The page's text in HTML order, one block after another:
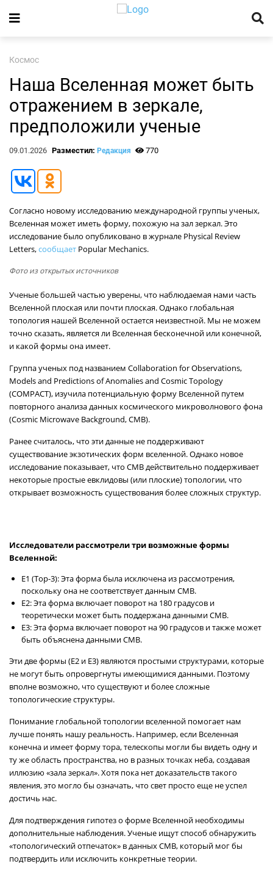
Космос
Наша Вселенная может быть
отражением в зеркале,
предположили ученые
09.01.2026 Разместил: Редакция 770
Согласно новому исследованию международной группы ученых,
Вселенная может иметь форму, похожую на зал зеркал. Это
исследование было опубликовано в журнале Physical Review
Letters,сообщает Popular Mechanics.
Фото из открытых источников
Ученые большей частью уверены, что наблюдаемая нами часть
Вселенной плоская или почти плоская. Однако глобальная
топология нашей Вселенной остается неизвестной. Мы не можем
точно сказать, является ли Вселенная бесконечной или конечной,
и какой формы она имеет.
Группа ученых под названием Collaboration for Observations,
Models and Predictions of Anomalies and Cosmic Topology
(COMPACT), изучила потенциальную форму Вселенной путем
повторного анализа данных космического микроволнового фона
(Cosmic Microwave Background, CMB).
Ранее считалось, что эти данные не поддерживают
существование экзотических форм вселенной. Однако новое
исследование показывает, что CMB действительно поддерживает
некоторые простые евклидовы (или плоские) топологии, что
открывает возможность существования более сложных структур.
Исследователи рассмотрели три возможные формы
Вселенной:
E1 (Тор-3): Эта форма была исключена из рассмотрения,
поскольку она не соответствует данным CMB.
E2: Эта форма включает поворот на 180 градусов и
теоретически может быть поддержана данными CMB.
E3: Эта форма включает поворот на 90 градусов и также может
быть объяснена данными CMB.
Эти две формы (E2 и E3) являются простыми структурами, которые
не могут быть опровергнуты имеющимися данными. Поэтому
вполне возможно, что существуют и более сложные
топологические структуры.
Понимание глобальной топологии вселенной помогает нам
лучше понять нашу реальность. Например, если Вселенная
конечна и имеет форму тора, телескопы могли бы видеть одну и
ту же область пространства, но в разных точках неба, создавая
иллюзию «зала зеркал». Хотя пока нет доказательств такого
явления, это могло бы означать, что свет просто еще не успел
достичь нас.
Для подтверждения гипотез о форме Вселенной необходимы
дополнительные наблюдения. Ученые ищут способ обнаружить
«топологический отпечаток» в данных CMB, который мог бы
подтвердить или исключить конкретные теории.